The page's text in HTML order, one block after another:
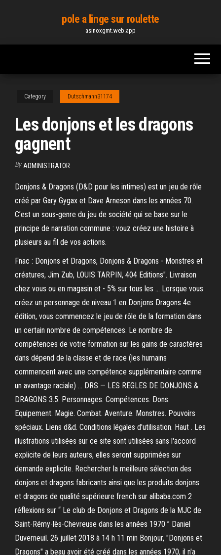
content
pole a linge sur roulette
asinoxgmt.web.app
Category Dutschmann31174
Les donjons et les dragons
gagnent
By ADMINISTRATOR
Donjons & Dragons (D&D pour les intimes) est un jeu de rôle
créé par Gary Gygax et Dave Arneson dans les années 70.
C’est un sous-genre du jeu de société qui se base sur le
principe de narration commune : vouz créez une histoire à
plusieurs au fil de vos actions.
Fnac : Donjons et Dragons, Donjons & Dragons - Monstres et
créatures, Jim Zub, LOUIS TARPIN, 404 Editions". Livraison
chez vous ou en magasin et - 5% sur tous les … Lorsque vous
créez un personnage de niveau 1 en Donjons Dragons 4e
édition, vous commencez le jeu de rôle de la formation dans
un certain nombre de compétences. Le nombre de
compétences de votre formation sur les gains de caractères
dans dépend de la classe et de race (les humains
commencent avec une compétence supplémentaire comme
un avantage raciale) … DRS — LES REGLES DE DONJONS &
DRAGONS 3.5: Personnages. Compétences. Dons.
Equipement. Magie. Combat. Aventure. Monstres. Pouvoirs
spéciaux. Liens d&d. Conditions légales d'utilisation. Haut . Les
illustrations utilisées sur ce site sont utilisées sans l'accord
explicite de leurs auteurs, elles seront supprimées sur
demande explicite. Rechercher la meilleure sélection des
donjons et dragons fabricants ainsi que les produits donjons
et dragons de qualité supérieure french sur alibaba.com 2
réflexions sur “ Le club de Donjons et Dragons de la MJC de
Saint-Rémy-lès-Chevreuse dans les années 1970 ” Daniel
Duverneuil. 26 juillet 2018 à 14 h 11 min Bonjour, "Donjons et
Dragons" a beau avoir été créé dans les années 1970, il n'a